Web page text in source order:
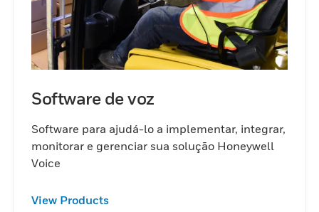
Software de voz
Software para ajudá-lo a implementar, integrar,
monitorar e gerenciar sua solução Honeywell
Voice
View Products